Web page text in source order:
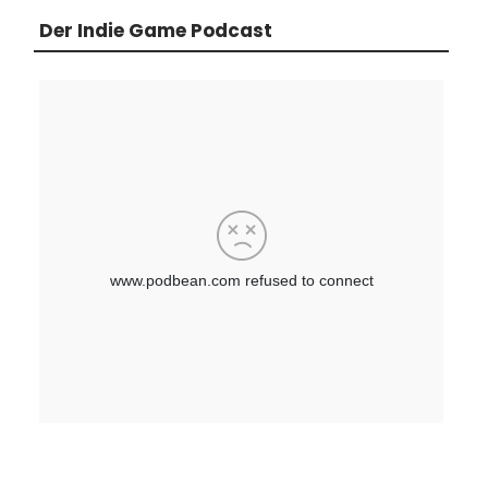
Der Indie Game Podcast